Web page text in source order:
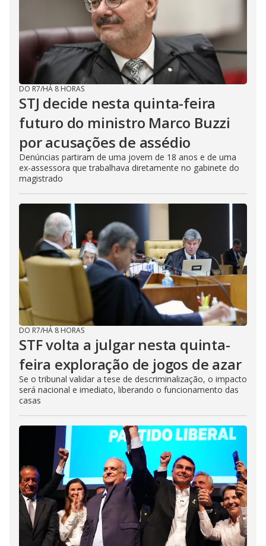
DO R7/HÁ 8 HORAS
STJ decide nesta quinta-feira
futuro do ministro Marco Buzzi
por acusações de assédio
Denúncias partiram de uma jovem de 18 anos e de uma
ex-assessora que trabalhava diretamente no gabinete do
magistrado
DO R7/HÁ 8 HORAS
STF volta a julgar nesta quinta-
feira exploração de jogos de azar
Se o tribunal validar a tese de descriminalização, o impacto
será nacional e imediato, liberando o funcionamento das
casas